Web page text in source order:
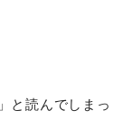
と読んでしまっ